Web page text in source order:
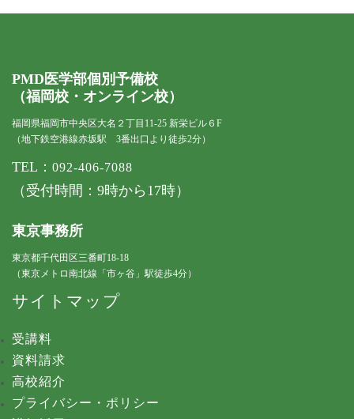
PMD医学部個別予備校
（福岡校・オンライン校）
福岡県福岡市中央区大名２丁目11-25 新栄ビル６F
（地下鉄空港線赤坂駅 3番出口より徒歩2分）
TEL： 092-406-7088
（受付時間：9時から17時）
東京事務所
東京都千代田区三番町18-18
（東京メトロ南北線「市ヶ谷」駅徒歩4分）
サイトマップ
受講料
資料請求
高校紹介
プライバシー・ポリシー